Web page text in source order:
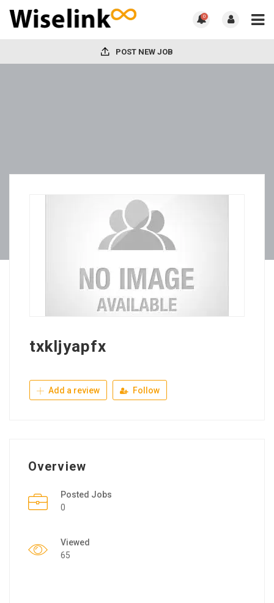
0
POST NEW JOB
txkljyapfx
Add a review Follow
Overview
Posted Jobs
0
Viewed
65